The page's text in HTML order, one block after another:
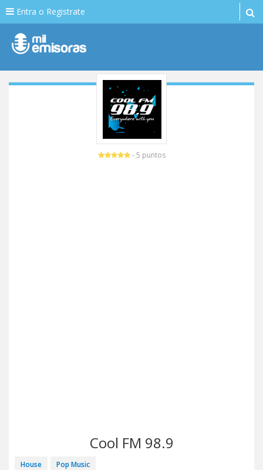
Entra o Registrate
- 5 puntos
Cool FM 98.9
House
Pop Music